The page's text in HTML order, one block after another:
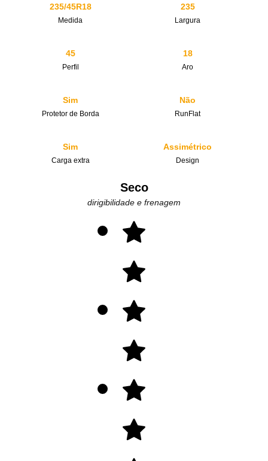
235/45R18
Medida
235
Largura
45
Perfil
18
Aro
Sim
Protetor de Borda
Não
RunFlat
Sim
Carga extra
Assimétrico
Design
Seco
dirigibilidade e frenagem